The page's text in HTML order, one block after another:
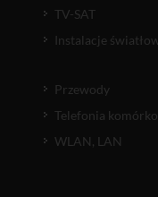
TV-SAT
Instalacje
Przewody
Telefonia
WLAN, LAN